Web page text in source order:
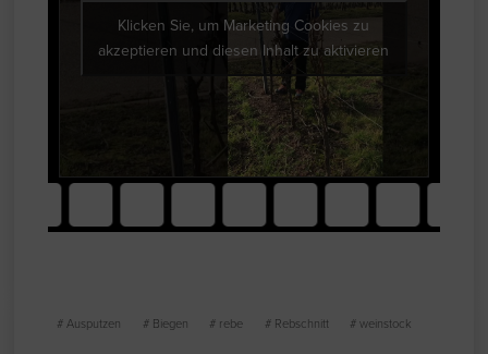
Klicken Sie, um Marketing Cookies zu
akzeptieren und diesen Inhalt zu aktivieren
# Ausputzen # Biegen # rebe # Rebschnitt # weinstock